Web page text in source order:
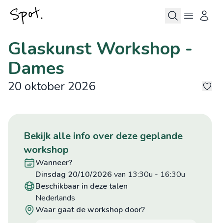
Glaskunst Workshop -
Dames
20 oktober 2026
bekijk alle info over deze geplande
workshop
wanneer?
dinsdag 20/10/2026 van 13:30u - 16:30u
beschikbaar in deze talen
Nederlands
waar gaat de workshop door?